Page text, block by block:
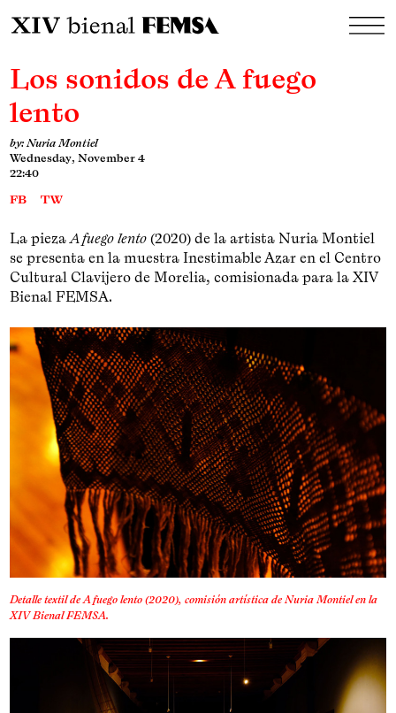
Los sonidos de A fuego
lento
by: Nuria Montiel
Wednesday, November 4
22:40
FB
TW
La piezaA fuego lento(2020) de la artista Nuria Montiel
se presenta en la muestra Inestimable Azar en el Centro
Cultural Clavijero de Morelia, comisionada para la XIV
Bienal FEMSA.
Detalle textil de A fuego lento (2020), comisión artística de Nuria Montiel en la
XIV Bienal FEMSA.